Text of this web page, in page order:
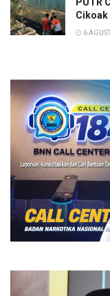
Cikoak
6